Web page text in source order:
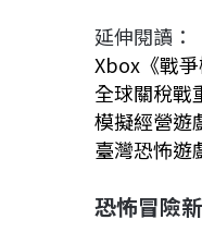
延伸閱讀：
Xbox《戰
全球關稅戰
模擬經營遊
臺灣恐怖遊
恐怖冒險